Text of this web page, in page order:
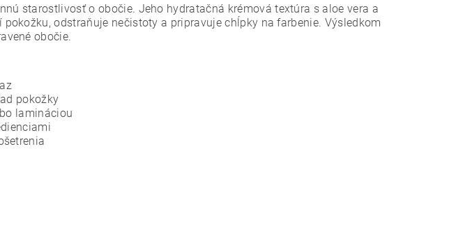
starostlivosť o obočie. Jeho hydratačná krémová textúra s aloe vera a
odstraňuje nečistoty a pripravuje chĺpky na farbenie. Výsledkom
obočie.
pokožky
lamináciou